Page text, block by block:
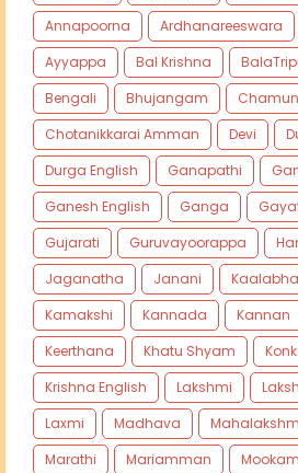
Annapoorna
Ardhanareeswara
Ayyappa
Bal Krishna
Bengali
Bhujangam
Chotanikkarai Amman
Devi
Durga English
Ganapathi
Ganesh English
Ganga
Gujarati
Guruvayoorappa
Jaganatha
Janani
Kamakshi
Kannada Kannan
Keerthana
Khatu Shyam
Krishna English
Lakshmi
Laxmi
Madhava
Marathi
Mariamman